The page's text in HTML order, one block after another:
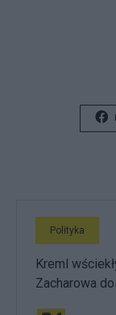
Polityka
Kreml
Zacharowa